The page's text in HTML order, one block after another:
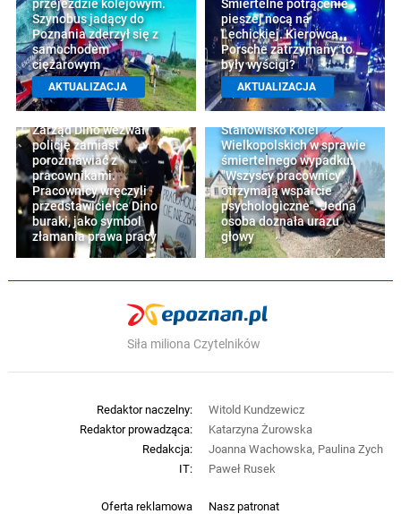
przejeździe kolejowym.
Szynobus jadący do
Poznania zderzył się z
samochodem
ciężarowym
AKTUALIZACJA
Śmiertelne potrącenie
pieszej nocą na
Lechickiej. Kierowca
Porsche zatrzymany, to
były wyścigi?
AKTUALIZACJA
Zarząd Dino wezwał
policję zamiast
porozmawiać z
pracownikami.
Pracownicy wręczyli
przedstawicielce Dino
buraki, jako symbol
złamania prawa pracy
Stanowisko Kolei
Wielkopolskich w sprawie
śmiertelnego wypadku:
"Wszyscy pracownicy
otrzymają wsparcie
psychologiczne". Jedna
osoba doznała urazu
głowy
Siła miliona Czytelników
Oferta reklamowa Nasz patronat
Redaktor naczelny:
Witold Kundzewicz
Redaktor prowadząca:
Katarzyna Żurowska
Redakcja:
Joanna Wachowska, Paulina Zych
IT:
Paweł Rusek